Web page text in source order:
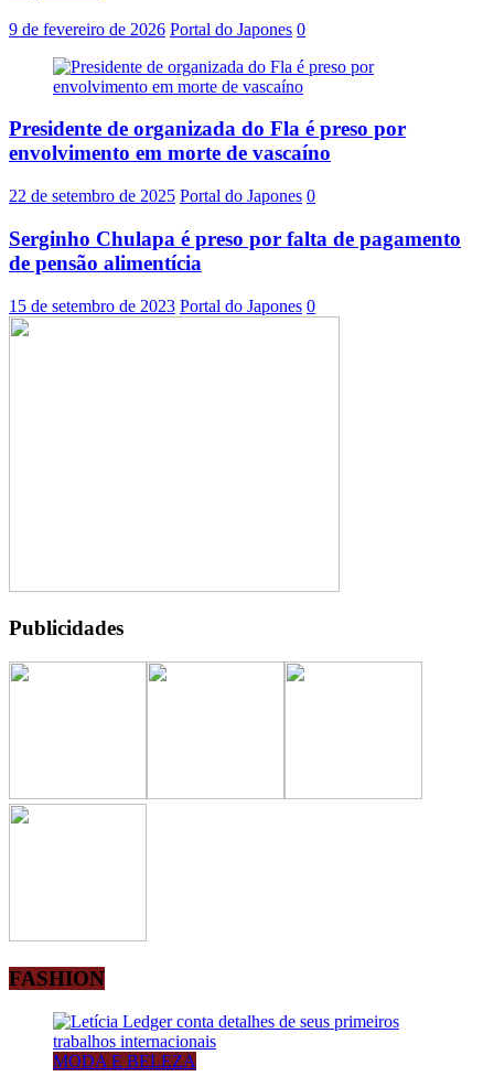
9 de fevereiro de 2026 Portal do Japones 0
Presidente de organizada do Fla é preso por
envolvimento em morte de vascaíno
22 de setembro de 2025 Portal do Japones 0
Serginho Chulapa é preso por falta de pagamento
de pensão alimentícia
15 de setembro de 2023 Portal do Japones 0
Publicidades
FASHION
MODA E BELEZA